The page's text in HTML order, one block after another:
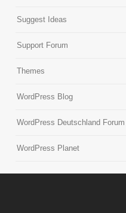
Suggest Ideas
Support Forum
Themes
WordPress Blog
WordPress Deutschland Forum
WordPress Planet